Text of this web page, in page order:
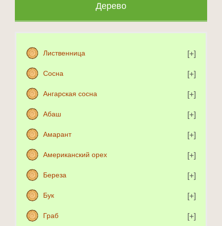
Дерево
Лиственница
Сосна
Ангарская сосна
Абаш
Амарант
Американский орех
Береза
Бук
Граб